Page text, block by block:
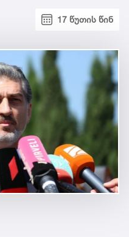
17 წუთის წინ